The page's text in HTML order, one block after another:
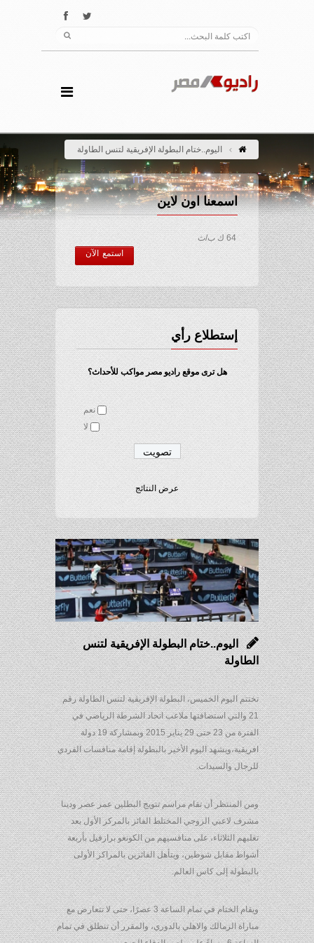
اليوم..ختام البطولة الإفريقية لتنس الطاولة
اسمعنا اون لاين
64 ك ب/ث
استمع الآن
إستطلاع رأي
هل ترى موقع راديو مصر مواكب للأحداث؟
نعم
لا
عرض النتائج
اليوم..ختام البطولة الإفريقية لتنس
الطاولة
تختتم اليوم الخميس، البطولة الإفريقية لتنس الطاولة رقم
21 والتي استضافتها ملاعب اتحاد الشرطة الرياضي في
الفترة من 23 حتى 29 يناير 2015 وبمشاركة 19 دولة
افريقية،ويشهد اليوم الأخير بالبطولة إقامة منافسات الفردي
للرجال والسيدات.
ومن المنتظر أن تقام مراسم تتويج البطلين عمر عصر ودينا
مشرف لاعبي الزوجي المختلط الفائز بالمركز الأول بعد
تغلبهم الثلاثاء، على منافسيهم من الكونغو برازفيل بأربعة
أشواط مقابل شوطين، ويتأهل الفائزين بالمراكز الأولى
بالبطولة إلى كاس العالم.
ويقام الختام في تمام الساعة 3 عصرًا، حتى لا تتعارض مع
مباراة الزمالك والاهلي بالدوري، والمقرر أن تنطلق في تمام